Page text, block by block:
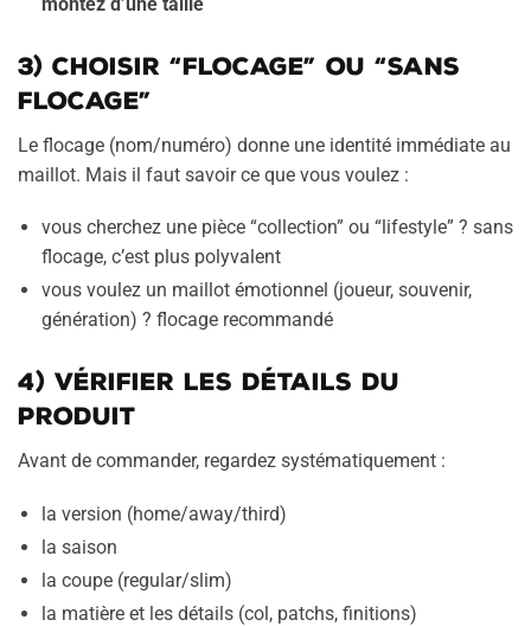
3) Choisir “flocage” ou “sans
flocage”
Le flocage (nom/numéro) donne une identité immédiate au
maillot. Mais il faut savoir ce que vous voulez :
vous cherchez une pièce “collection” ou “lifestyle” ? sans
flocage, c’est plus polyvalent
vous voulez un maillot émotionnel (joueur, souvenir,
génération) ? flocage recommandé
4) Vérifier les détails du
produit
Avant de commander, regardez systématiquement :
la version (home/away/third)
la saison
la coupe (regular/slim)
la matière et les détails (col, patchs, finitions)